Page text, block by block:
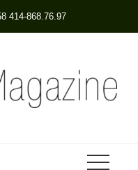
414-868.76.97